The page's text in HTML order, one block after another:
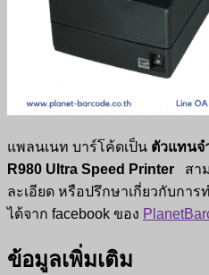
แพลนเนท บาร์โค้ดเป็น ตัวแทนจ
R980 Ultra Speed Printer
สา
ละเอียด หรือปรึกษาเกี่ยวกับกา
ได้จาก facebook ของ
ข้อมูลเพิ่มเติม